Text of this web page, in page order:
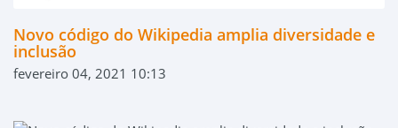
Novo código do Wikipedia amplia diversidade e
inclusão
fevereiro 04, 2021 10:13